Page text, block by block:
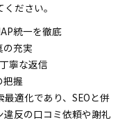
ださい。
統一を徹底
の充実
寧な返信
把握
適化であり、SEOと併
反の口コミ依頼や謝礼